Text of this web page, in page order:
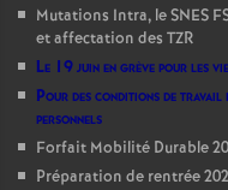
Mutations Intra, le SNES
et affectation des TZR
Le 19 juin en grève pour les
Pour des conditions de travail
personnels
Forfait Mobilité Durable
Préparation de rentrée